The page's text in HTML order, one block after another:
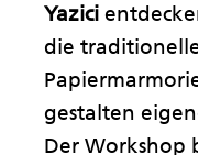
Yazici
die
gestalten
Der Workshop